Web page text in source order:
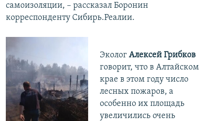
самоизоляции, – рассказал Боронин
корреспонденту Сибирь.Реалии.
Эколог Алексей Грибков
говорит, что в Алтайском
крае в этом году число
лесных пожаров, а
особенно их площадь
увеличились очень